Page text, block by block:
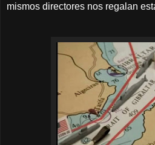
mismos directores nos regalan